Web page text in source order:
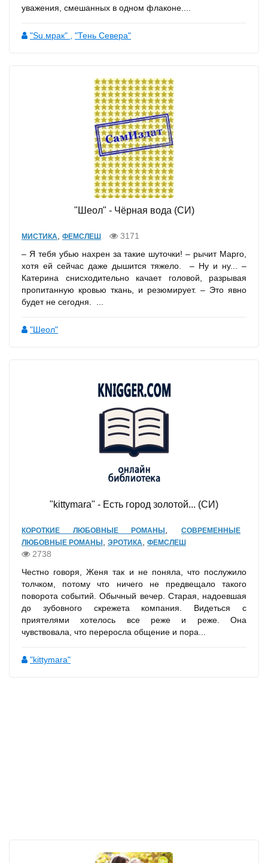
уважения, смешанных в одном флаконе....
"Su.мрак" "Тень Севера"
"Шеол" - Чёрная вода (СИ)
МИСТИКА ФЕМСЛЕШ
3171
– Я тебя убью нахрен за такие шуточки! – рычит Марго,
хотя ей сейчас даже дышится тяжело. – Ну и ну... –
Катерина снисходительно качает головой, разрывая
пропитанную кровью ткань, и резюмирует. – Это явно
будет не сегодня. ...
"Шеол"
"kittymara" - Есть город золотой... (СИ)
КОРОТКИЕ ЛЮБОВНЫЕ РОМАНЫ ,СОВРЕМЕННЫЕ
ЛЮБОВНЫЕ РОМАНЫ
ЭРОТИКА ФЕМСЛЕШ
2738
Честно говоря, Женя так и не поняла, что послужило
толчком, потому что ничего не предвещало такого
поворота событий. Обычный вечер. Старая, надоевшая
до зубовного скрежета компания. Видеться с
приятелями хотелось все реже и реже. Она
чувствовала, что переросла общение и пора...
"kittymara"